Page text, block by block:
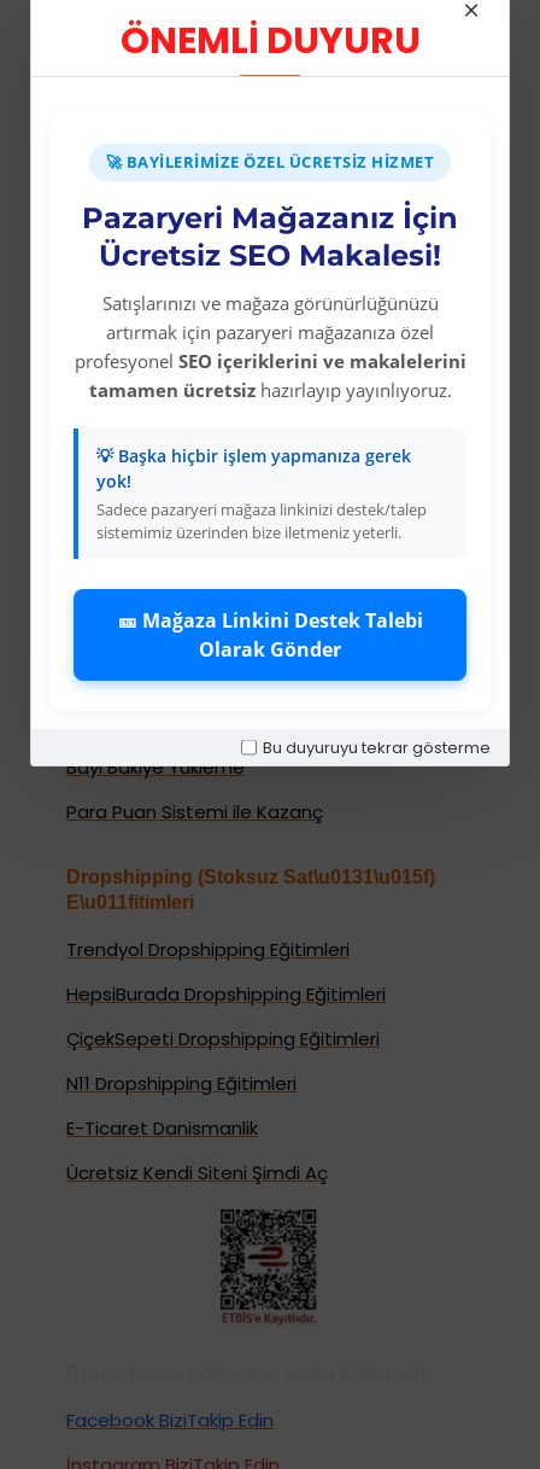
ÖNEMLİ DUYURU
🚀 BAYILERIMIZE ÖZEL ÜCRETSIZ HIZMET
Pazaryeri Mağazanız İçin
Ücretsiz SEO Makalesi!
Satışlarınızı ve mağaza görünürlüğünüzü
artırmak için pazaryeri mağazanıza özel
profesyonel SEO içeriklerini ve makalelerini
tamamen ücretsizhazırlayıp yayınlıyoruz.
💡 Başka hiçbir işlem yapmanıza gerek
yok!
Sadece pazaryeri mağaza linkinizi destek/talep
sistemimiz üzerinden bize iletmeniz yeterli.
🎫 Mağaza Linkini Destek Talebi
Olarak Gönder
Bu duyuruyu tekrar gösterme
KoltuğuSATRANÇ TAVLA VE DAMA SETİ
Üyelere Özel Fiyat
Çiftlik Öyküleri - Kayıp Sürü
Üyelere Özel Fiyat
Kurumsal
Colezium Hakkında
Kurumsal Bilgiler
İletişim
Gizlilik Politikası
Kullanıcı Sözleşmesi
Teslimat Bilgileri
Mesafeli Satış Sözleşmesi
Kariyer
Bayi Bakiye Yükleme
Para Puan Sistemi ile Kazanç
Dropshipping (Stoksuz Sat\u0131\u015f)
E\u011fitimleri
Trendyol Dropshipping Eğitimleri
HepsiBurada Dropshipping Eğitimleri
ÇiçekSepeti Dropshipping Eğitimleri
N11 Dropshipping Eğitimleri
E-Ticaret Danismanlik
Ücretsiz Kendi Siteni Şimdi Aç
Facebook BiziTakip Edin